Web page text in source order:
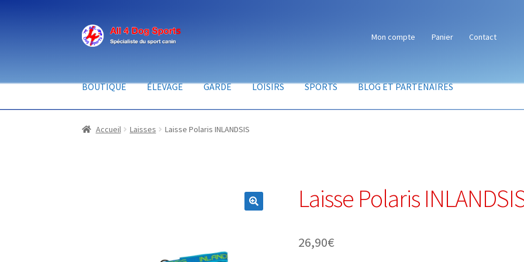
Aller
à
Aller
au
Mon compte Panier Contact
BOUTIQUE ÉLEVAGE GARDE LOISIRS SPORTS BLOG ET PARTENAIRES
Accueil Laisses Laisse Polaris INLANDSIS
Laisse Polaris
26,90€